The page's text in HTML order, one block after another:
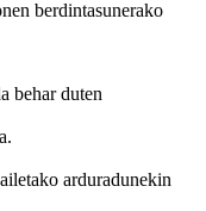
berdintasunerako
behar duten
arduradunekin